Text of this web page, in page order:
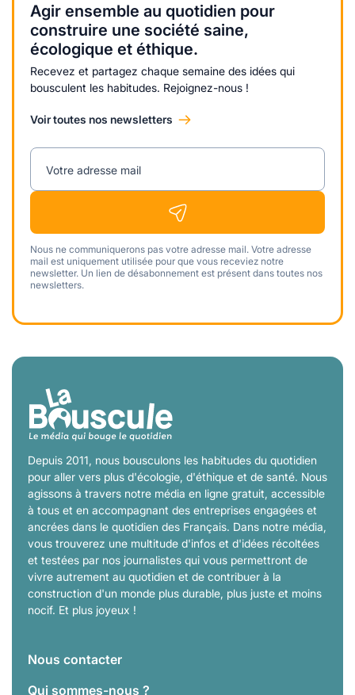
Agir ensemble au quotidien pour
construire une société saine,
écologique et éthique.
Recevez et partagez chaque semaine des idées qui
bousculent les habitudes. Rejoignez-nous !
Voir toutes nos newsletters
Votre adresse mail
Nous ne communiquerons pas votre adresse mail. Votre adresse
mail est uniquement utilisée pour que vous receviez notre
newsletter. Un lien de désabonnement est présent dans toutes nos
newsletters.
Depuis 2011, nous bousculons les habitudes du quotidien
pour aller vers plus d'écologie, d'éthique et de santé. Nous
agissons à travers notre média en ligne gratuit, accessible
à tous et en accompagnant des entreprises engagées et
ancrées dans le quotidien des Français. Dans notre média,
vous trouverez une multitude d'infos et d'idées récoltées
et testées par nos journalistes qui vous permettront de
vivre autrement au quotidien et de contribuer à la
construction d'un monde plus durable, plus juste et moins
nocif. Et plus joyeux !
Nous contacter
Qui sommes-nous ?